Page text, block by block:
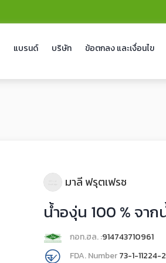
แบรนด์ บริษัท ข้อตกลง และเงื่อนไข
มาลี ฟรุตเฟรช
น้ำองุ่น 100 % จา
กอท.ฮล. :914743710961
FDA. Number73-1-